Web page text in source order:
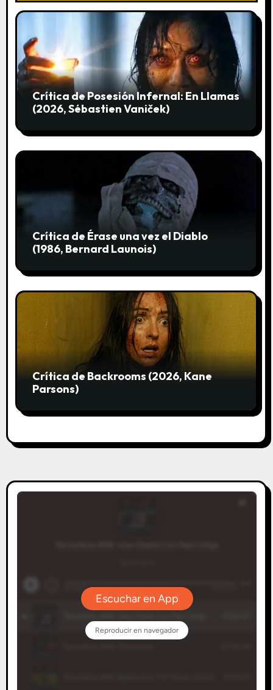
n
t
r
a
a
Crítica de Posesión Infernal: En Llamas
(2026, Sébastien Vaniček)
Crítica de Érase una vez el Diablo
(1986, Bernard Launois)
Crítica de Backrooms (2026, Kane
Parsons)